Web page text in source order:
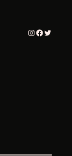
Instagram
Twitter